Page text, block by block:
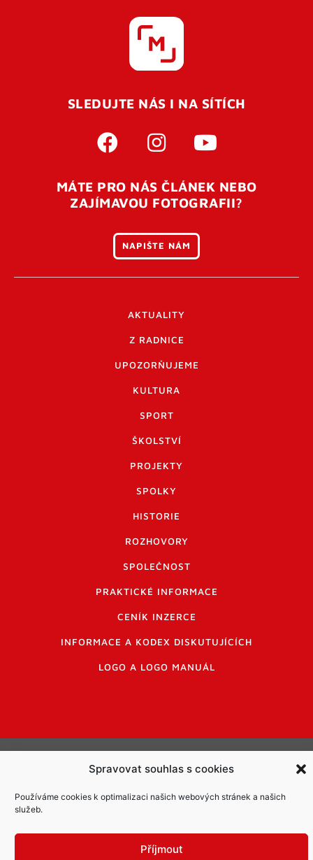
Spravovat souhlas s cookies
Používáme cookies k optimalizaci našich webových stránek a našich
služeb.
Příjmout
SLEDUJTE NÁS I NA SÍTÍCH
MÁTE PRO NÁS ČLÁNEK NEBO
ZAJÍMAVOU FOTOGRAFII?
NAPIŠTE NÁM
AKTUALITY
Z RADNICE
UPOZORŇUJEME
KULTURA
SPORT
ŠKOLSTVÍ
PROJEKTY
SPOLKY
HISTORIE
ROZHOVORY
SPOLEČNOST
PRAKTICKÉ INFORMACE
CENÍK INZERCE
INFORMACE A KODEX DISKUTUJÍCÍCH
LOGO A LOGO MANUÁL
© Město Mníšek pod Brdy